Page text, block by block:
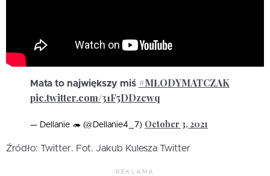
Mata to największy miś #MŁODYMATCZAK
pic.twitter.com/31F5DDzcwq
— Dellanie 🦔 (@Dellanie4_7) October 3, 2021
Źródło: Twitter. Fot. Jakub Kulesza Twitter
REKLAMA